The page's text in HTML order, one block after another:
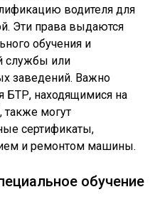
водителя для
Эти права выдаются
обучения и
службы или
заведений. Важно
БТР, находящимися на
также могут
сертификаты,
и ремонтом машины.
обучение